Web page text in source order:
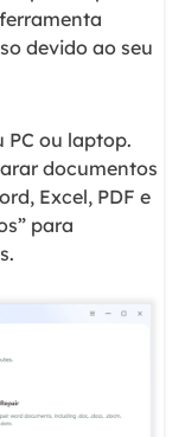
devido ao seu
PC ou laptop.
documentos
Excel, PDF e
para